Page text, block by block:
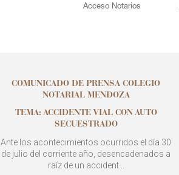
Acceso Notarios
COMUNICADO DE PRENSA COLEGIO
NOTARIAL MENDOZA
TEMA: ACCIDENTE VIAL CON AUTO
SECUESTRADO
Ante los acontecimientos ocurridos el día 30
de julio del corriente año, desencadenados a
raíz de un accident...